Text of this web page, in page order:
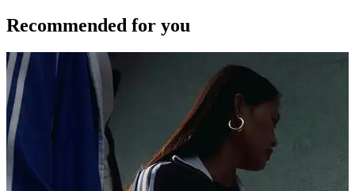
Recommended for you